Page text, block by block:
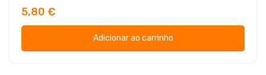
5,80 €
Adicionar ao carrinho